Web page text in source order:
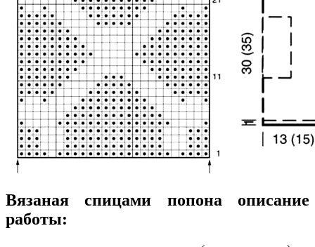
Вязаная спицами попона описание
работы: